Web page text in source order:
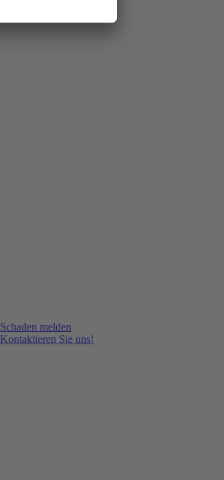
Schaden melden
Kontaktieren Sie uns!